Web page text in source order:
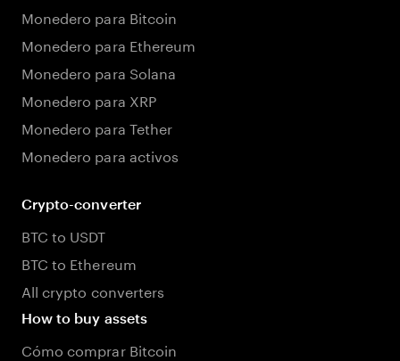
Monedero para Bitcoin
Monedero para Ethereum
Monedero para Solana
Monedero para XRP
Monedero para Tether
Monedero para activos
Crypto-converter
BTC to USDT
BTC to Ethereum
All crypto converters
How to buy assets
Cómo comprar Bitcoin